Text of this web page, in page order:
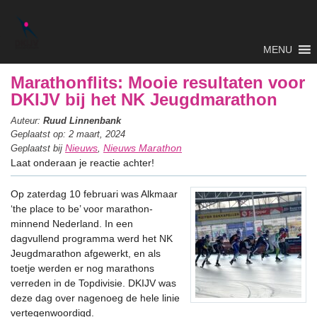
MENU
Marathonflits: Mooie resultaten voor
DKIJV bij het NK Jeugdmarathon
Auteur: Ruud Linnenbank
Geplaatst op: 2 maart, 2024
Geplaatst bij Nieuws, Nieuws Marathon
Laat onderaan je reactie achter!
Op zaterdag 10 februari was Alkmaar
‘the place to be’ voor marathon-
minnend Nederland. In een
dagvullend programma werd het NK
Jeugdmarathon afgewerkt, en als
toetje werden er nog marathons
verreden in de Topdivisie. DKIJV was
deze dag over nagenoeg de hele linie
vertegenwoordigd.